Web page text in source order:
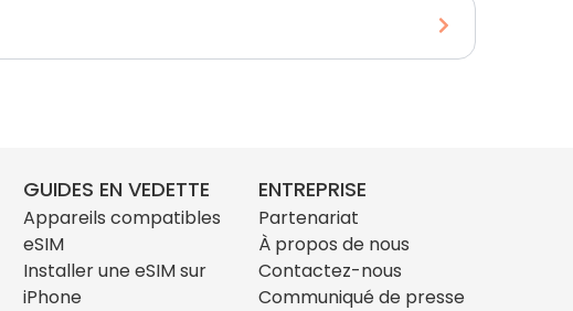
GUIDES EN VEDETTE
Appareils compatibles
eSIM
Installer une eSIM sur
iPhone
ENTREPRISE
Partenariat
À propos de nous
Contactez-nous
Communiqué de presse